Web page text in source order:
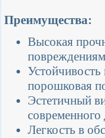
Преимущества:
Высокая
порошковая
Эстетичный
современного
Легкость в